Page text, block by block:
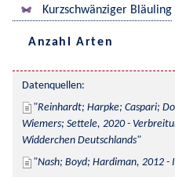
Kurzschwänziger Bläuling
Anzahl Arten
Datenquellen:
Reinhardt; Harpke; Caspari;
Wiemers; Settele, 2020 -
Widderchen Deutschlands
Nash; Boyd; Hardiman, 2012 -